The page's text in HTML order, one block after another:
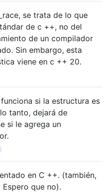
se trata de lo que
de c ++, no del
de un compilador
Sin embargo, esta
viene en c ++ 20.
si la estructura es
tanto, dejará de
si le agrega un
en C ++. (también,
Espero que no).